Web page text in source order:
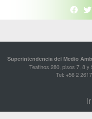
Superintendencia del Medio
Teatinos 280, pisos 7, 8 y
Tel: +56 2